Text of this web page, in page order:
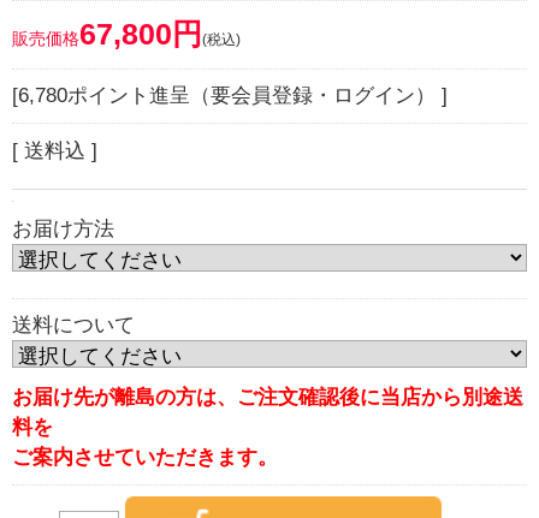
販売価格67,800円 (税込)
[6,780ポイント進呈（要会員登録・ログイン） ]
[ 送料込 ]
お届け方法
送料について
お届け先が離島の方は、ご注文確認後に当店から別途送
料を
ご案内させていただきます。